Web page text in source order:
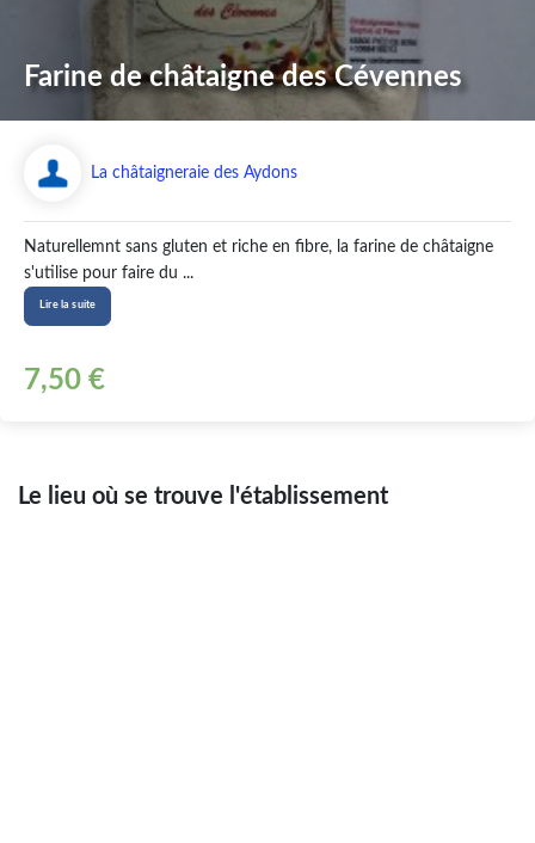
Farine de châtaigne des Cévennes
La châtaigneraie des Aydons
Naturellemnt sans gluten et riche en fibre, la farine de châtaigne
s'utilise pour faire du ...
Lire la suite
7,50 €
Le lieu où se trouve l'établissement